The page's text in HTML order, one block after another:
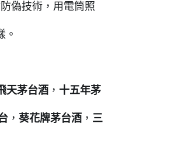
偽技術，用電筒照
。
天茅台酒 ， 十五年茅
， 葵花牌茅台酒 ， 三